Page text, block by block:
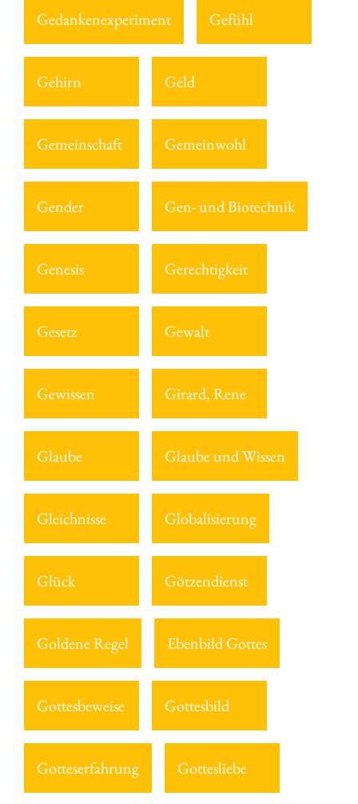
Gedankenexperiment Gefühl
Gehirn Geld
Gemeinschaft Gemeinwohl
Gender Gen- und Biotechnik
Genesis Gerechtigkeit
Gesetz Gewalt
Gewissen Girard, Rene
Glaube Glaube und Wissen
Gleichnisse Globalisierung
Glück Götzendienst
Goldene Regel Ebenbild Gottes
Gottesbeweise Gottesbild
Gotteserfahrung Gottesliebe